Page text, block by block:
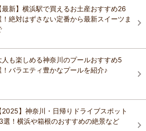
最新】横浜駅で買えるお土産おすすめ26
！絶対はずさない定番から最新スイーツま
人も楽しめる神奈川のプールおすすめ5
！バラエティ豊かなプールを紹介♪
2025】神奈川・日帰りドライブスポット
選！横浜や箱根のおすすめの絶景など